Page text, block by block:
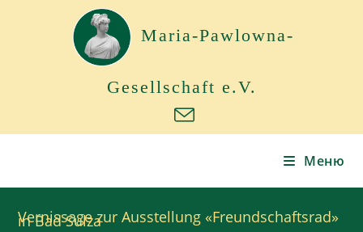
Maria-Pawlowna-
Gesellschaft e.V.
Меню
Vernissage zur Ausstellung «Freundschaftsrad»
in Bad Sulza